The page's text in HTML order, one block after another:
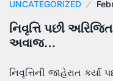
UNCATEGORIZED
નિવૃત્તિ પછી
અવાજ…
નિવૃત્તિની જાહેરાત